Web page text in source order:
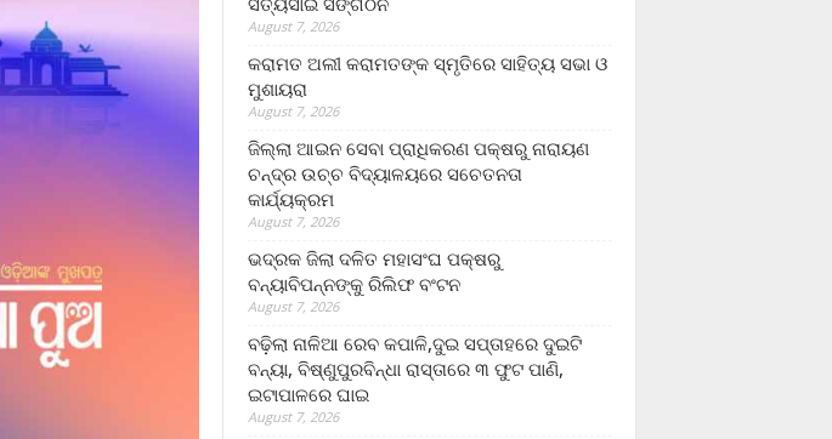
August 7, 2026
କରାମତ ଅଲୀ କରାମତଙ୍କ ସ୍ମୃତିରେ ସାହିତ୍ୟ ସଭା ଓ
ମୁଶାୟରା
August 7, 2026
ଜିଲ୍ଲା ଆଇନ ସେବା ପ୍ରାଧିକରଣ ପକ୍ଷରୁ ନାରାୟଣ
ଚନ୍ଦ୍ର ଉଚ୍ଚ ବିଦ୍ୟାଳୟରେ ସଚେତନତା
କାର୍ଯ୍ୟକ୍ରମ
August 7, 2026
ଭଦ୍ରକ ଜିଲା ଦଳିତ ମହାସଂଘ ପକ୍ଷରୁ
ବନ୍ୟାବିପନ୍ନଙ୍କୁ ରିଲିଫ ବଂଟନ
August 7, 2026
ବଢ଼ିଲା ନାଳିଆ ରେବ କପାଳି,ଦୁଇ ସପ୍ତାହରେ ଦୁଇଟି
ବନ୍ୟା, ବିଷ୍ଣୁପୁରବିନ୍ଧା ରାସ୍ତାରେ ୩ ଫୁଟ ପାଣି,
ଇଟାପାଳରେ ଘାଇ
August 7, 2026